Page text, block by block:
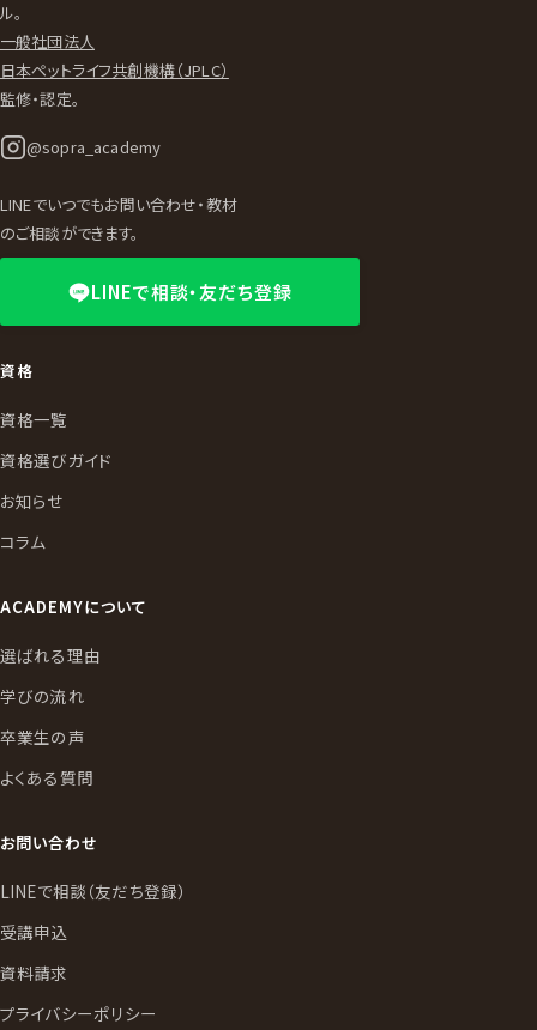
ル。
一般社団法人
日本ペットライフ共創機構（JPLC）
監修・認定。
@sopra_academy
LINEでいつでもお問い合わせ・教材
のご相談ができます。
LINEで相談・友だち登録
資格
資格一覧
資格選びガイド
お知らせ
コラム
ACADEMYについて
選ばれる理由
学びの流れ
卒業生の声
よくある質問
お問い合わせ
LINEで相談（友だち登録）
受講申込
資料請求
プライバシーポリシー